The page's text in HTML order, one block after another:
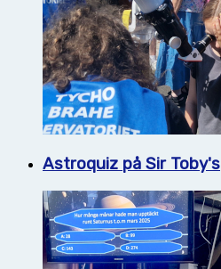
Astroquiz på Sir Toby's